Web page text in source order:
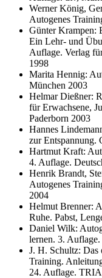
Werner König,
Autogenes
Günter Krampen:
Ein Lehr- und
Auflage. Verlag
1998
Marita Hennig:
München 2003
Helmar Dießner:
für Erwachsene,
Paderborn 2003
Hannes
zur Entspannung.
Hartmut Kraft:
4. Auflage.
Henrik Brandt,
Autogenes
2004
Helmut Brenner:
Ruhe. Pabst,
Daniel Wilk:
lernen. 3.
J. H. Schultz: Das
Training.
24. Auflage.